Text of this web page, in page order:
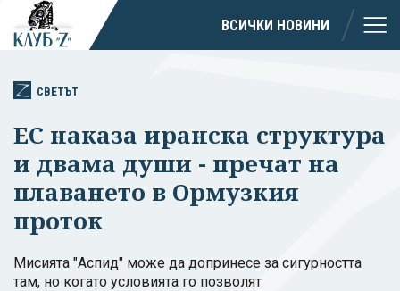
ВСИЧКИ НОВИНИ
СВЕТЪТ
ЕС наказа иранска структура
и двама души - пречат на
плаването в Ормузкия
проток
Мисията "Аспид" може да допринесе за сигурността
там, но когато условията го позволят